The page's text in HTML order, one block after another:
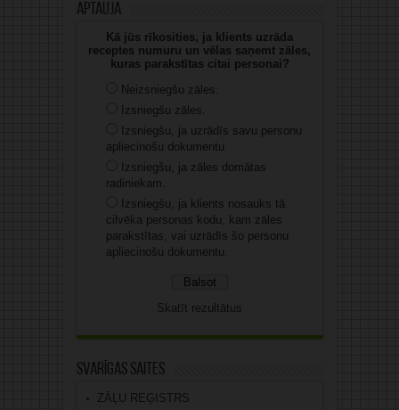
Aptauja
Kā jūs rīkosities, ja klients uzrāda
receptes numuru un vēlas saņemt zāles,
kuras parakstītas citai personai?
Neizsniegšu zāles.
Izsniegšu zāles.
Izsniegšu, ja uzrādīs savu personu
apliecinošu dokumentu.
Izsniegšu, ja zāles domātas
radiniekam.
Izsniegšu, ja klients nosauks tā
cilvēka personas kodu, kam zāles
parakstītas, vai uzrādīs šo personu
apliecinošu dokumentu.
Skatīt rezultātus
Svarīgas saites
ZĀĻU REĢISTRS